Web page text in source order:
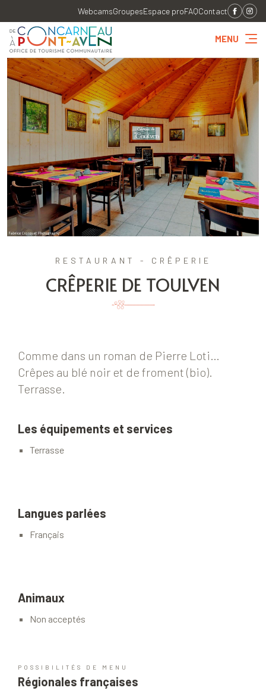
WebcamsGroupesEspace proFAQContact
MENU
RESTAURANT - CRÊPERIE
CRÊPERIE DE TOULVEN
Comme dans un roman de Pierre Loti…
Crêpes au blé noir et de froment (bio).
Terrasse.
Les équipements et services
Terrasse
Langues parlées
Français
Animaux
Non acceptés
POSSIBILITÉS DE MENU
Régionales françaises